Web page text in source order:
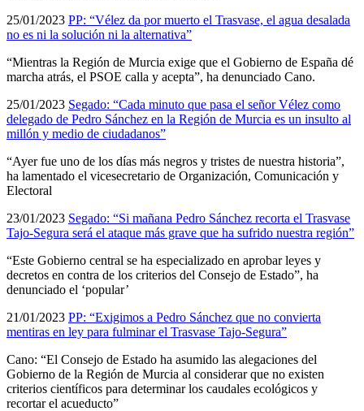
25/01/2023 PP: “Vélez da por muerto el Trasvase, el agua desalada
no es ni la solución ni la alternativa”
“Mientras la Región de Murcia exige que el Gobierno de España dé
marcha atrás, el PSOE calla y acepta”, ha denunciado Cano.
25/01/2023 Segado: “Cada minuto que pasa el señor Vélez como
delegado de Pedro Sánchez en la Región de Murcia es un insulto al
millón y medio de ciudadanos”
“Ayer fue uno de los días más negros y tristes de nuestra historia”,
ha lamentado el vicesecretario de Organización, Comunicación y
Electoral
23/01/2023 Segado: “Si mañana Pedro Sánchez recorta el Trasvase
Tajo-Segura será el ataque más grave que ha sufrido nuestra región”
“Este Gobierno central se ha especializado en aprobar leyes y
decretos en contra de los criterios del Consejo de Estado”, ha
denunciado el ‘popular’
21/01/2023 PP: “Exigimos a Pedro Sánchez que no convierta
mentiras en ley para fulminar el Trasvase Tajo-Segura”
Cano: “El Consejo de Estado ha asumido las alegaciones del
Gobierno de la Región de Murcia al considerar que no existen
criterios científicos para determinar los caudales ecológicos y
recortar el acueducto”